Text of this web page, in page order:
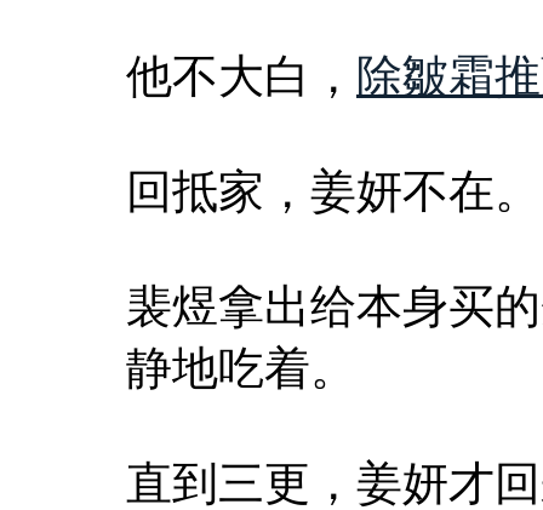
他不大白， 除皺霜
回抵家，姜妍不在。
裴煜拿出给本身买
静地吃着。
直到三更，姜妍才